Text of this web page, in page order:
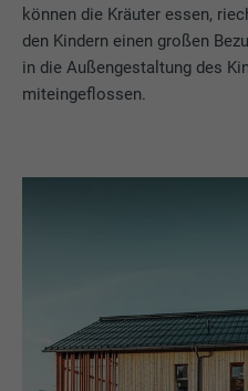
können die Kräuter essen,
den Kindern einen großen
in die Außengestaltung des
miteingeflossen.